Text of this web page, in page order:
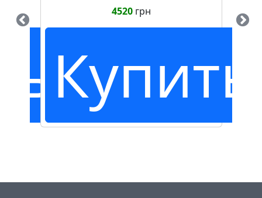
4520грн
Купить